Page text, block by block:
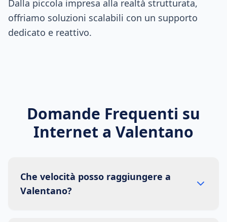
Dalla piccola impresa alla realtà strutturata,
offriamo soluzioni scalabili con un supporto
dedicato e reattivo.
Domande Frequenti su
Internet a Valentano
Che velocità posso raggiungere a
Valentano?